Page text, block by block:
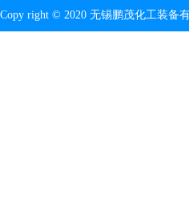
Copy right © 2020 无锡鹏茂化工装备